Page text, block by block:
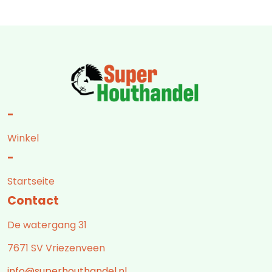
-
Winkel
-
Startseite
Contact
De watergang 31
7671 SV Vriezenveen